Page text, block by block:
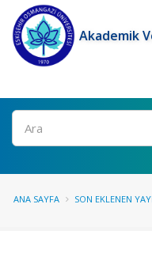
Akademik
Ara
ANA SAYFA SON EKLENEN